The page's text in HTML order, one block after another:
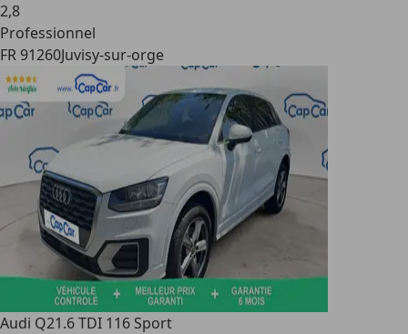
2,8
Professionnel
FR 91260Juvisy-sur-orge
Audi Q21.6 TDI 116 Sport